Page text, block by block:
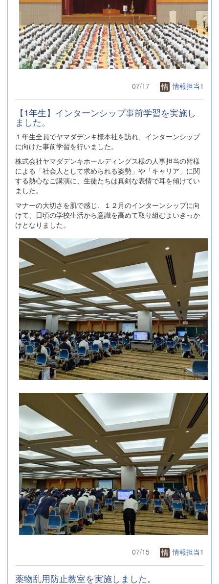
07/17 情報担当1
【1年生】インターンシップ事前学習を実施し
ました。
１年生全員でヤマダデンキ様本社を訪れ、インターンシップ
に向けた事前学習を行いました。
株式会社ヤマダデンキホールディングス様の人事担当の皆様
による「社会人として求められる姿勢」や「キャリア」に関
する熱心なご講演に、生徒たちは真剣な表情で耳を傾けてい
ました。
マナーの大切さを肌で感じ、１２月のインターンシップに向
けて、日頃の学校生活から意識を高めて取り組むよいきっか
けとなりました。
07/15 情報担当1
薬物乱用防止教室を実施しました。